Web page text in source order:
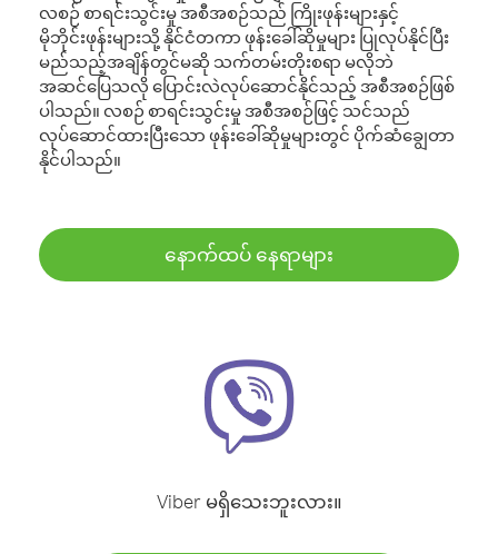
လစဉ် စာရင်းသွင်းမှု အစီအစဉ်သည် ကြိုးဖုန်းများနှင့်
မိုဘိုင်းဖုန်းများသို့ နိုင်ငံတကာ ဖုန်းခေါ်ဆိုမှုများ ပြုလုပ်နိုင်ပြီး
မည်သည့်အချိန်တွင်မဆို သက်တမ်းတိုးစရာ မလိုဘဲ
အဆင်ပြေသလို ပြောင်းလဲလုပ်ဆောင်နိုင်သည့် အစီအစဉ်ဖြစ်
ပါသည်။ လစဉ် စာရင်းသွင်းမှု အစီအစဉ်ဖြင့် သင်သည်
လုပ်ဆောင်ထားပြီးသော ဖုန်းခေါ်ဆိုမှုများတွင် ပိုက်ဆံချွေတာ
နိုင်ပါသည်။
နောက်ထပ် နေရာများ
Viber မရှိသေးဘူးလား။